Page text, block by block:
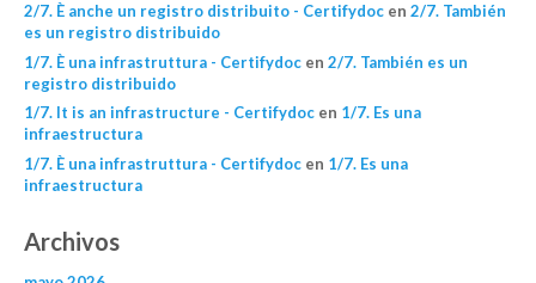
2/7. È anche un registro distribuito - Certifydocen 2/7. También
es un registro distribuido
1/7. È una infrastruttura - Certifydocen 2/7. También es un
registro distribuido
1/7. It is an infrastructure - Certifydocen 1/7. Es una
infraestructura
1/7. È una infrastruttura - Certifydocen 1/7. Es una
infraestructura
Archivos